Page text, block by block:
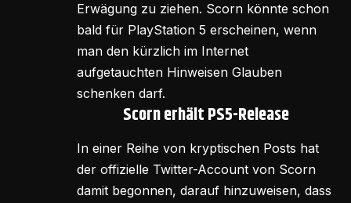
Erwägung zu ziehen. Scorn könnte schon
bald für PlayStation 5 erscheinen, wenn
man den kürzlich im Internet
aufgetauchten Hinweisen Glauben
schenken darf.
Scorn erhält PS5-Release
In einer Reihe von kryptischen Posts hat
der offizielle Twitter-Account von Scorn
damit begonnen, darauf hinzuweisen, dass